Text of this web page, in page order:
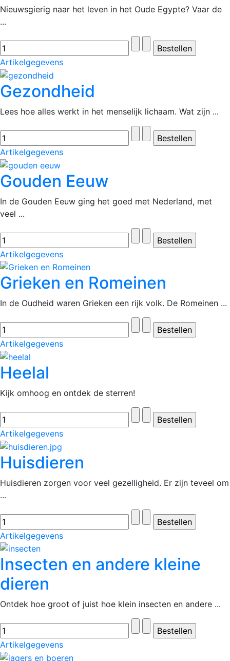
Nieuwsgierig naar het leven in het Oude Egypte? Vaar de
...
Artikelgegevens
Gezondheid
Lees hoe alles werkt in het menselijk lichaam. Wat zijn ...
Artikelgegevens
Gouden Eeuw
In de Gouden Eeuw ging het goed met Nederland, met
veel ...
Artikelgegevens
Grieken en Romeinen
In de Oudheid waren Grieken een rijk volk. De Romeinen ...
Artikelgegevens
Heelal
Kijk omhoog en ontdek de sterren!
Artikelgegevens
Huisdieren
Huisdieren zorgen voor veel gezelligheid. Er zijn teveel om
...
Artikelgegevens
Insecten en andere kleine
dieren
Ontdek hoe groot of juist hoe klein insecten en andere ...
Artikelgegevens